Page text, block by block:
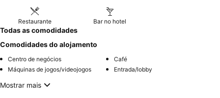
Restaurante Bar no hotel
Todas as comodidades
Comodidades do alojamento
Centro de negócios
Café
Máquinas de jogos/videojogos
Entrada/lobby
Mostrar mais